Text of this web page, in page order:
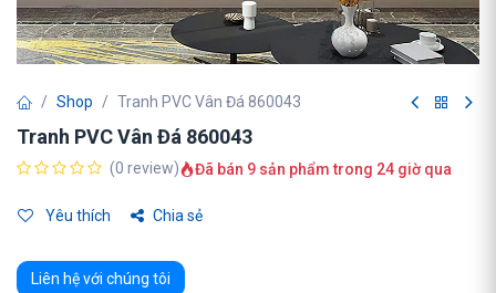
Shop Tranh PVC Vân Đá 860043
Tranh PVC Vân Đá 860043
(0 review) Đã bán 9 sản phẩm trong 24 giờ qua
Yêu thích Chia sẻ
Liên hệ với chúng tôi